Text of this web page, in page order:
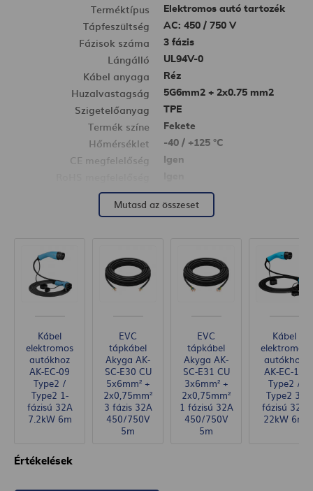
Terméktípus Elektromos autó tartozék
Tápfeszültség AC: 450 / 750 V
Fázisok száma 3 fázis
Lángálló UL94V-0
Kábel anyaga Réz
Huzalvastagság 5G6mm2 + 2x0.75 mm2
Szigetelőanyag TPE
Termék színe Fekete
Hőmérséklet -40 / +125 °C
CE megfelelőség Igen
REACH megfelelőség Igen
EAN kód 5901720139207
Mutasd az összeset
Kábel
elektromos
autókhoz
AK-EC-09
Type2 /
Type2 1-
fázisú 32A
7.2kW 6m
EVC
tápkábel
Akyga AK-
SC-E30 CU
5x6mm² +
2x0,75mm²
3 fázis 32A
450/750V
5m
EVC
tápkábel
Akyga AK-
SC-E31 CU
3x6mm² +
2x0,75mm²
1 fázisú 32A
450/750V
5m
Kábel
elektromos
autókhoz
AK-EC-16
Type2 /
Type2 3-
fázisú 32A
22kW 6m
Értékelések